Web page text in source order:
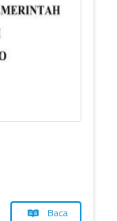
Baca